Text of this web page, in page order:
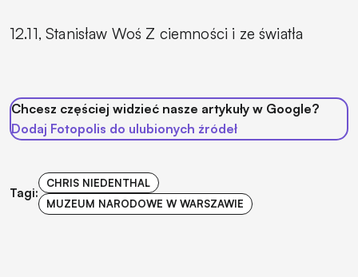
12.11, Stanisław Woś Z ciemności i ze światła
Chcesz częściej widzieć nasze artykuły w Google?
Dodaj Fotopolis do ulubionych źródeł
Tagi:
CHRIS NIEDENTHAL
MUZEUM NARODOWE W WARSZAWIE